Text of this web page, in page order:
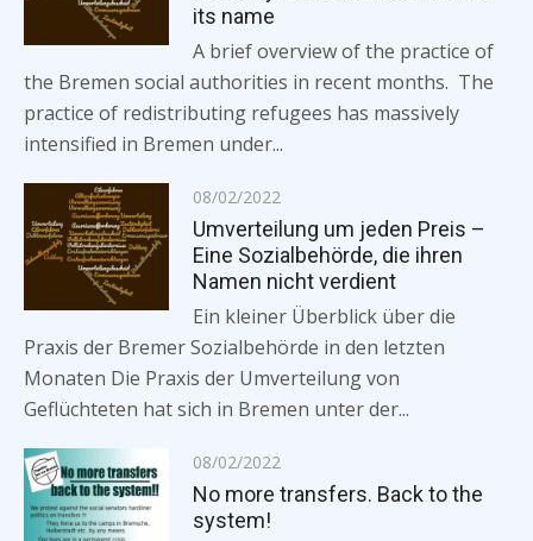
its name
A brief overview of the practice of
the Bremen social authorities in recent months. The
practice of redistributing refugees has massively
intensified in Bremen under...
Posted
on
08/02/2022
Umverteilung um jeden Preis –
Eine Sozialbehörde, die ihren
Namen nicht verdient
Ein kleiner Überblick über die
Praxis der Bremer Sozialbehörde in den letzten
Monaten Die Praxis der Umverteilung von
Geflüchteten hat sich in Bremen unter der...
Posted
on
08/02/2022
No more transfers. Back to the
system!